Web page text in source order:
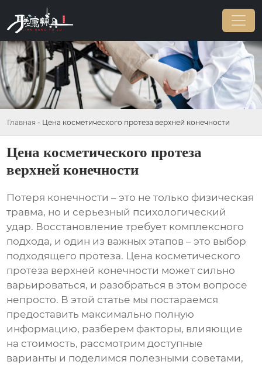
Главная - Цена косметического протеза верхней конечности
Цена косметического протеза
верхней конечности
Потеря конечности – это не только физическая
травма, но и серьезный психологический
удар. Восстановление требует комплексного
подхода, и один из важных этапов – это выбор
подходящего протеза. Цена косметического
протеза верхней конечности может сильно
варьироваться, и разобраться в этом вопросе
непросто. В этой статье мы постараемся
предоставить максимально полную
информацию, разберем факторы, влияющие
на стоимость, рассмотрим доступные
варианты и поделимся полезными советами,